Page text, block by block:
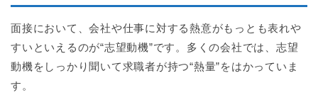
面接において、会社や仕事に対する熱意がもっとも表れや
すいといえるのが“志望動機”です。多くの会社では、志望
動機をしっかり聞いて求職者が持つ“熱量”をはかっていま
す。